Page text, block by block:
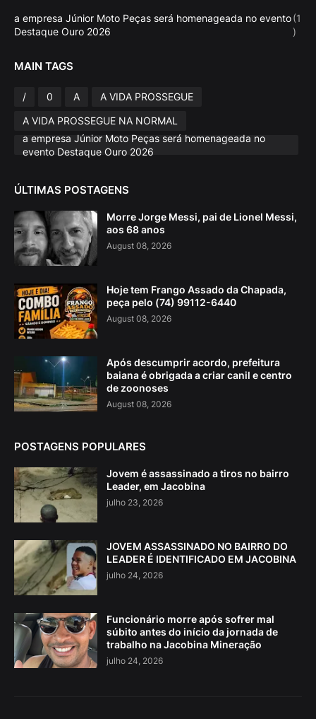
a empresa Júnior Moto Peças será homenageada no evento
Destaque Ouro 2026
(1
)
MAIN TAGS
/ 0 A
A VIDA PROSSEGUE
A VIDA PROSSEGUE NA NORMAL
a empresa Júnior Moto Peças será homenageada no
evento Destaque Ouro 2026
ÚLTIMAS POSTAGENS
Morre Jorge Messi, pai de Lionel Messi,
aos 68 anos
August 08, 2026
Hoje tem Frango Assado da Chapada,
peça pelo (74) 99112-6440
August 08, 2026
Após descumprir acordo, prefeitura
baiana é obrigada a criar canil e centro
de zoonoses
August 08, 2026
POSTAGENS POPULARES
Jovem é assassinado a tiros no bairro
Leader, em Jacobina
julho 23, 2026
JOVEM ASSASSINADO NO BAIRRO DO
LEADER É IDENTIFICADO EM JACOBINA
julho 24, 2026
Funcionário morre após sofrer mal
súbito antes do início da jornada de
trabalho na Jacobina Mineração
julho 24, 2026